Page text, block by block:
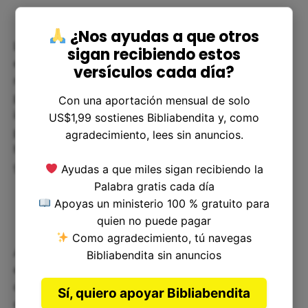
Levítico 16:5 nos enseña sobre las necesidades
espirituales de renovación y purificación en
nuestras vidas. Algunas formas en las que
podemos aplicar este versículo a nuestras vidas
incluyen el arrepentimiento y la búsqueda del
perdón, la reconciliación con aquellos a quienes
gratitud.
Además, podemos recordar la importancia de ser
empáticos y considerados con los demás, al igual
que el chivo expiatorio que se llevó los pecados
del pueblo. También podemos reflexionar sobre
¿Nos ayudas a que otros
sigan recibiendo estos
versículos cada día?
Con una aportación mensual de solo
US$1,99 sostienes Bibliabendita y, como
agradecimiento, lees sin anuncios.
Ayudas a que miles sigan recibiendo la
Palabra gratis cada día
Apoyas un ministerio 100 % gratuito para
quien no puede pagar
Como agradecimiento, tú navegas
Bibliabendita sin anuncios
Sí, quiero apoyar Bibliabendita